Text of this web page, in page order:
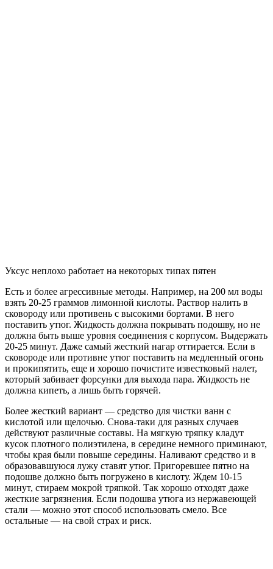
Уксус неплохо работает на некоторых типах пятен
Есть и более агрессивные методы. Например, на 200 мл воды
взять 20-25 граммов лимонной кислоты. Раствор налить в
сковороду или противень с высокими бортами. В него
поставить утюг. Жидкость должна покрывать подошву, но не
должна быть выше уровня соединения с корпусом. Выдержать
20-25 минут. Даже самый жесткий нагар оттирается. Если в
сковороде или противне утюг поставить на медленный огонь
и прокипятить, еще и хорошо почистите известковый налет,
который забивает форсунки для выхода пара. Жидкость не
должна кипеть, а лишь быть горячей.
Более жесткий вариант — средство для чистки ванн с
кислотой или щелочью. Снова-таки для разных случаев
действуют различные составы. На мягкую тряпку кладут
кусок плотного полиэтилена, в середине немного приминают,
чтобы края были повыше середины. Наливают средство и в
образовавшуюся лужу ставят утюг. Пригоревшее пятно на
подошве должно быть погружено в кислоту. Ждем 10-15
минут, стираем мокрой тряпкой. Так хорошо отходят даже
жесткие загрязнения. Если подошва утюга из нержавеющей
стали — можно этот способ использовать смело. Все
остальные — на свой страх и риск.